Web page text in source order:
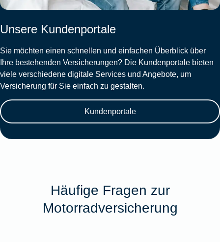
Unsere Kundenportale
Sie möchten einen schnellen und einfachen Überblick über
Ihre bestehenden Versicherungen? Die Kundenportale bieten
viele verschiedene digitale Services und Angebote, um
Versicherung für Sie einfach zu gestalten.
Kundenportale
Häufige Fragen zur
Motorradversicherung